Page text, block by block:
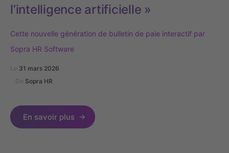
l’intelligence artificielle »
Cette nouvelle génération de bulletin de paie interactif par
Sopra HR Software
31 mars 2026
Sopra HR
En savoir plus